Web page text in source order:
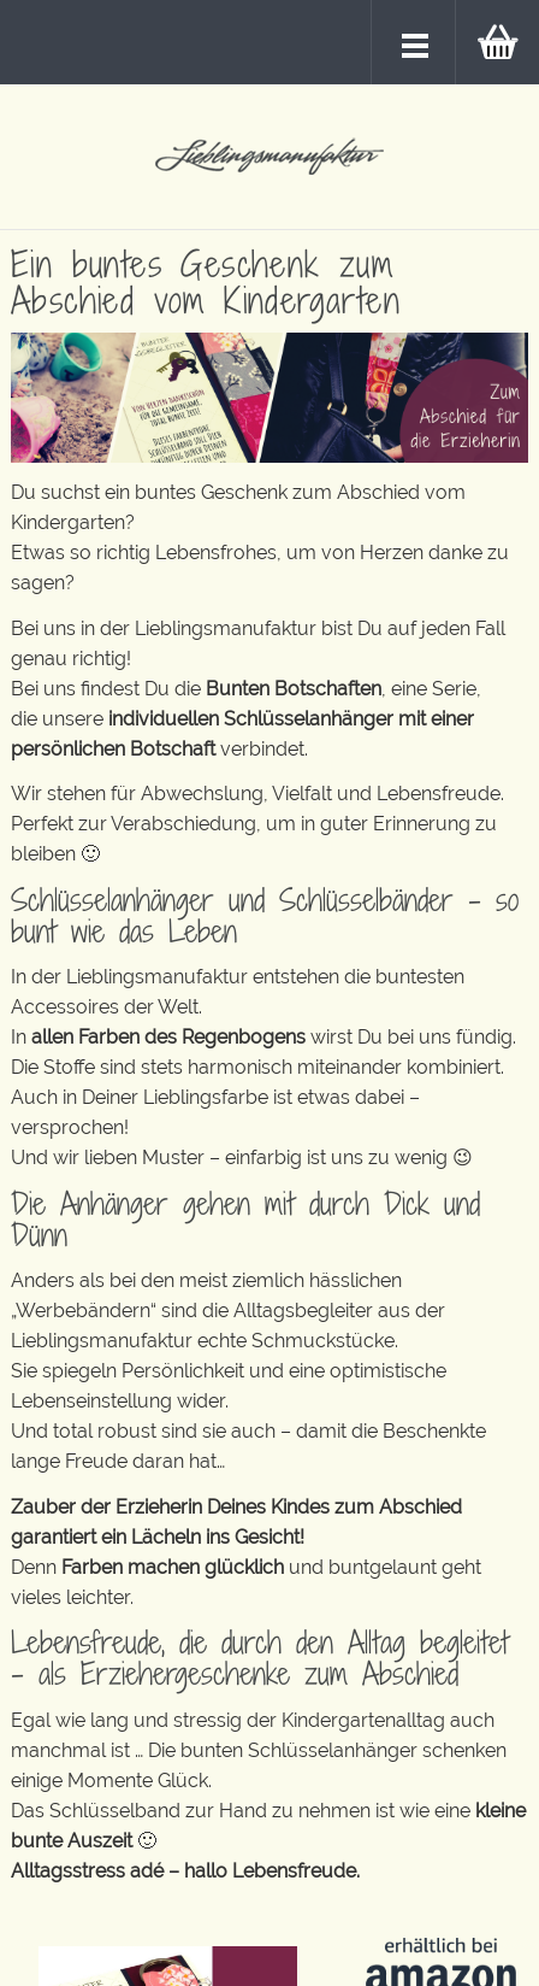
Ein buntes Geschenk zum
Abschied vom Kindergarten
Du suchst ein buntes Geschenk zum Abschied vom
Kindergarten?
Etwas so richtig Lebensfrohes, um von Herzen danke zu
sagen?
Bei uns in der Lieblingsmanufaktur bist Du auf jeden Fall
genau richtig!
Bei uns findest Du die Bunten Botschaften , eine Serie,
die unsere individuellen Schlüsselanhänger mit einer
persönlichen Botschaftverbindet.
Wir stehen für Abwechslung, Vielfalt und Lebensfreude.
Perfekt zur Verabschiedung, um in guter Erinnerung zu
bleiben 🙂
Schlüsselanhänger und Schlüsselbänder – so
bunt wie das Leben
In der Lieblingsmanufaktur entstehen die buntesten
Accessoires der Welt.
In allen Farben des Regenbogens wirst Du bei uns fündig.
Die Stoffe sind stets harmonisch miteinander kombiniert.
Auch in Deiner Lieblingsfarbe ist etwas dabei –
versprochen!
Und wir lieben Muster – einfarbig ist uns zu wenig 😉
Die Anhänger gehen mit durch Dick und
Dünn
Anders als bei den meist ziemlich hässlichen
„Werbebändern“ sind die Alltagsbegleiter aus der
Lieblingsmanufaktur echte Schmuckstücke.
Sie spiegeln Persönlichkeit und eine optimistische
Lebenseinstellung wider.
Und total robust sind sie auch – damit die Beschenkte
lange Freude daran hat…
Zauber der Erzieherin Deines Kindes zum Abschied
garantiert ein Lächeln ins Gesicht!
Denn Farben machen glücklich und buntgelaunt geht
vieles leichter.
Lebensfreude, die durch den Alltag begleitet
– als Erziehergeschenke zum Abschied
Egal wie lang und stressig der Kindergartenalltag auch
manchmal ist … Die bunten Schlüsselanhänger schenken
einige Momente Glück.
Das Schlüsselband zur Hand zu nehmen ist wie eine kleine
bunte Auszeit🙂
Alltagsstress adé – hallo Lebensfreude.